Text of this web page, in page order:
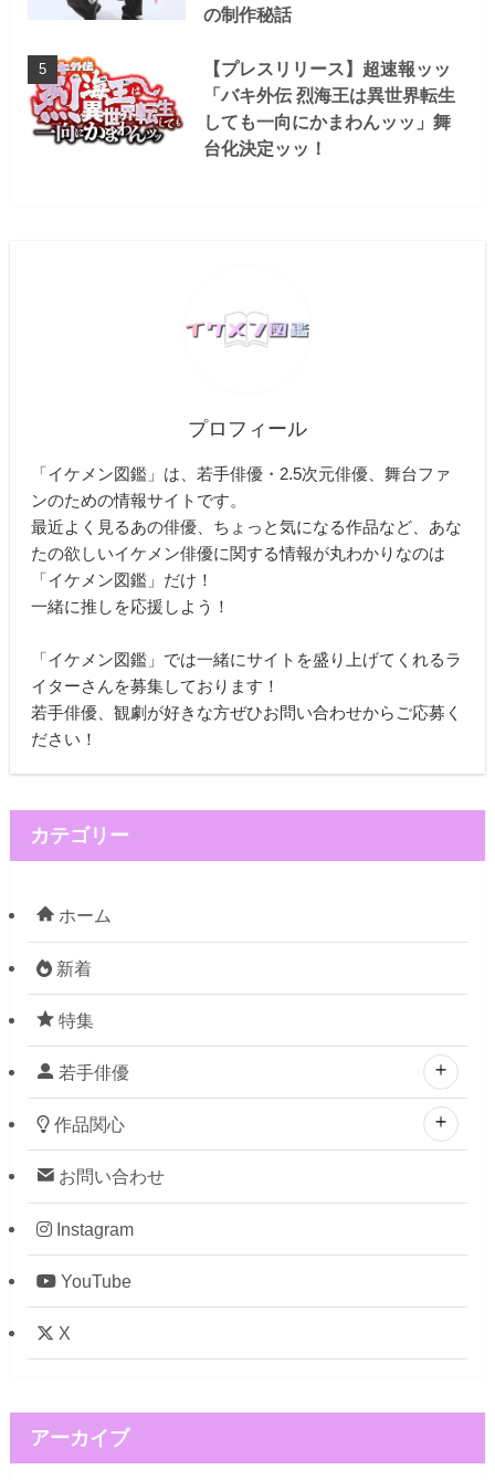
の制作秘話
【プレスリリース】超速報ッッ
「バキ外伝 烈海王は異世界転生
しても一向にかまわんッッ」舞
台化決定ッッ！
プロフィール
「イケメン図鑑」は、若手俳優・2.5次元俳優、舞台ファ
ンのための情報サイトです。
最近よく見るあの俳優、ちょっと気になる作品など、あな
たの欲しいイケメン俳優に関する情報が丸わかりなのは
「イケメン図鑑」だけ！
一緒に推しを応援しよう！
「イケメン図鑑」では一緒にサイトを盛り上げてくれるラ
イターさんを募集しております！
若手俳優、観劇が好きな方ぜひお問い合わせからご応募く
ださい！
カテゴリー
ホーム
新着
特集
若手俳優
作品関心
お問い合わせ
Instagram
YouTube
X
アーカイブ